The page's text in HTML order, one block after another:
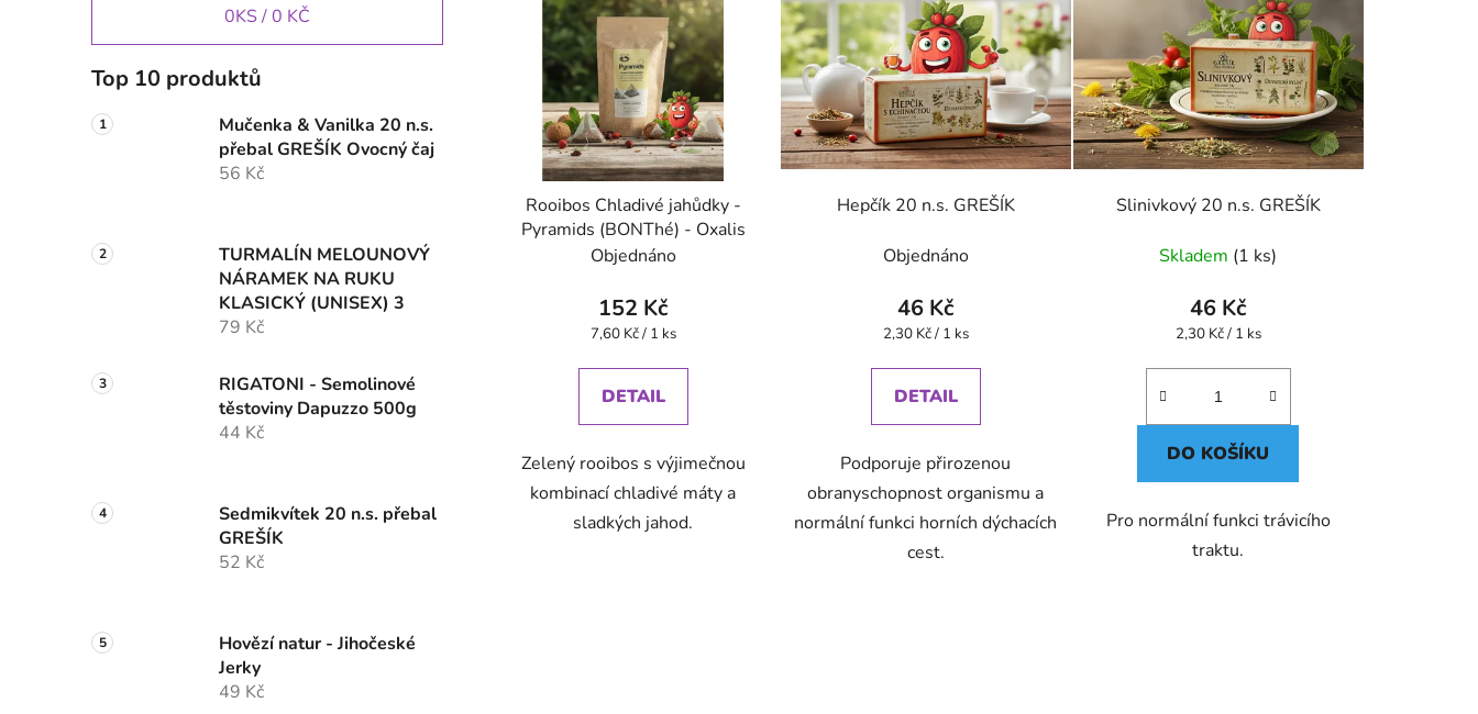
0KS /0 KČ
Top 10 produktů
Mučenka & Vanilka 20 n.s.
přebal GREŠÍK Ovocný čaj
56 Kč
TURMALÍN MELOUNOVÝ
NÁRAMEK NA RUKU
KLASICKÝ (UNISEX) 3
79 Kč
RIGATONI - Semolinové
těstoviny Dapuzzo 500g
44 Kč
Sedmikvítek 20 n.s. přebal
GREŠÍK
52 Kč
Hovězí natur - Jihočeské
Jerky
49 Kč
Rooibos Chladivé jahůdky -
Pyramids (BONThé) - Oxalis
Objednáno
152 Kč
Měrná
7,60 Kč / 1 ks
DETAIL
Zelený rooibos s výjimečnou
kombinací chladivé máty a
sladkých jahod.
Hepčík 20 n.s. GREŠÍK
Objednáno
46 Kč
Měrná
2,30 Kč / 1 ks
DETAIL
Podporuje přirozenou
obranyschopnost organismu a
normální funkci horních dýchacích
cest.
Slinivkový 20 n.s. GREŠÍK
Skladem (1 ks)
46 Kč
Měrná
2,30 Kč / 1 ks
DO KOŠÍKU
Pro normální funkci trávicího
traktu.